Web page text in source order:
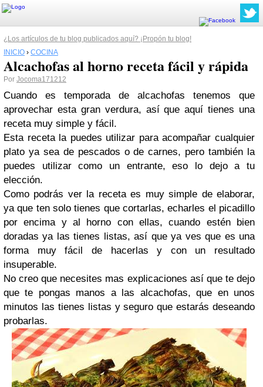
¿Los artículos de tu blog publicados aquí? ¡Propón tu blog!
INICIO › COCINA
Alcachofas al horno receta fácil y rápida
Por Jocoma171212
Cuando es temporada de alcachofas tenemos que
aprovechar esta gran verdura, así que aquí tienes una
receta muy simple y fácil.
Esta receta la puedes utilizar para acompañar cualquier
plato ya sea de pescados o de carnes, pero también la
puedes utilizar como un entrante, eso lo dejo a tu
elección.
Como podrás ver la receta es muy simple de elaborar,
ya que ten solo tienes que cortarlas, echarles el picadillo
por encima y al horno con ellas, cuando estén bien
doradas ya las tienes listas, así que ya ves que es una
forma muy fácil de hacerlas y con un resultado
insuperable.
No creo que necesites mas explicaciones así que te dejo
que te pongas manos a las alcachofas, que en unos
minutos las tienes listas y seguro que estarás deseando
probarlas.